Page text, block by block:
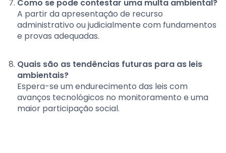
Como se pode contestar uma multa ambiental?
A partir da apresentação de recurso
administrativo ou judicialmente com fundamentos
e provas adequadas.
Quais são as tendências futuras para as leis
ambientais?
Espera-se um endurecimento das leis com
avanços tecnológicos no monitoramento e uma
maior participação social.